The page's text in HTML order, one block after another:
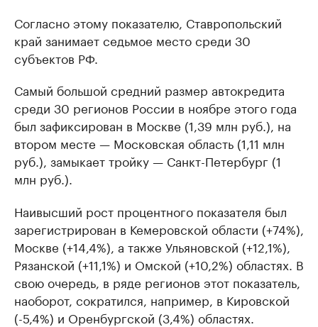
Согласно этому показателю, Ставропольский
край занимает седьмое место среди 30
субъектов РФ.
Самый большой средний размер автокредита
среди 30 регионов России в ноябре этого года
был зафиксирован в Москве (1,39 млн руб.), на
втором месте — Московская область (1,11 млн
руб.), замыкает тройку — Санкт-Петербург (1
млн руб.).
Наивысший рост процентного показателя был
зарегистрирован в Кемеровской области (+74%),
Москве (+14,4%), а также Ульяновской (+12,1%),
Рязанской (+11,1%) и Омской (+10,2%) областях. В
свою очередь, в ряде регионов этот показатель,
наоборот, сократился, например, в Кировской
(-5,4%) и Оренбургской (3,4%) областях.